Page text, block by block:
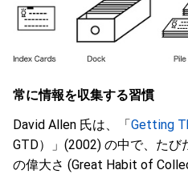
常に情報を収集する習慣
David Allen 氏は、「Getting
GTD）」(2002) の中で、た
の偉大さ (Great Habit of